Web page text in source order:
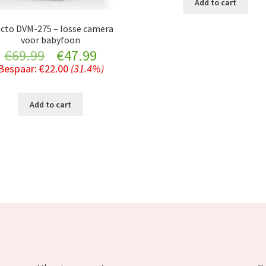
DVM-275 – losse camera
voor babyfoon
€69.99
Original
price
was:
€47.99
price
€22.00 (31.4%)
Add to cart